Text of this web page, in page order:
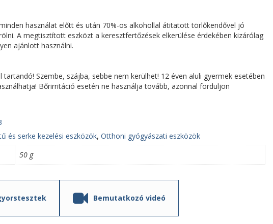
használat előtt és után 70%-os alkohollal átitatott törlőkendővel jó
A megtisztított eszközt a keresztfertőzések elkerülése érdekében kizárólag
ajánlott használni.
tartandó! Szembe, szájba, sebbe nem kerülhet! 12 éven aluli gyermek esetében
Bőrirritáció esetén ne használja tovább, azonnal forduljon
és serke kezelési eszközök, Otthoni gyógyászati eszközök
50 g
Bemutatkozó videó